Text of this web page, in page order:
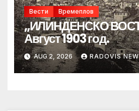
Вести Времеплов
„ИЛИНДЕНСКО
Август 1903 год.
AUG 2, 2026 RADOVIS